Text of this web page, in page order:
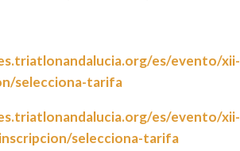
es/evento/
selecciona-tarifa
es/evento/
selecciona-tarifa